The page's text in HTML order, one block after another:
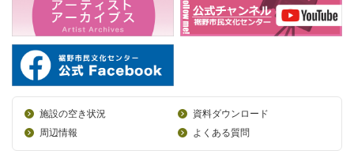
施設の空き状況
資料ダウンロード
周辺情報
よくある質問